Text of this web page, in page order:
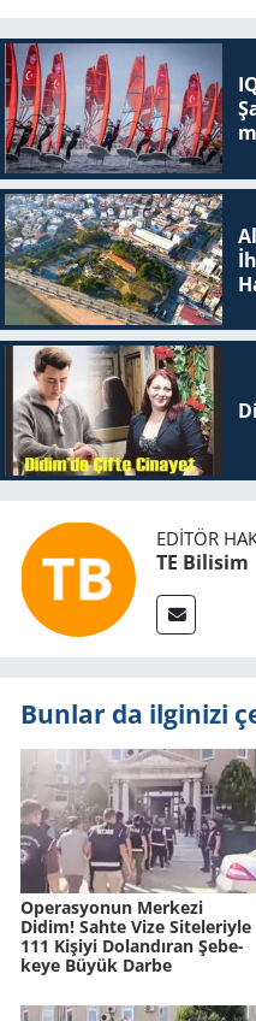
EDITÖR
TE Bilisim
Bunlar da ilginizi
Ope­ras­yo­nun Mer­ke­zi
Didim! Sahte Vize Si­te­le­riy­le
111 Ki­şi­yi Do­lan­dı­ran Şe­be­
ke­ye Büyük Darbe